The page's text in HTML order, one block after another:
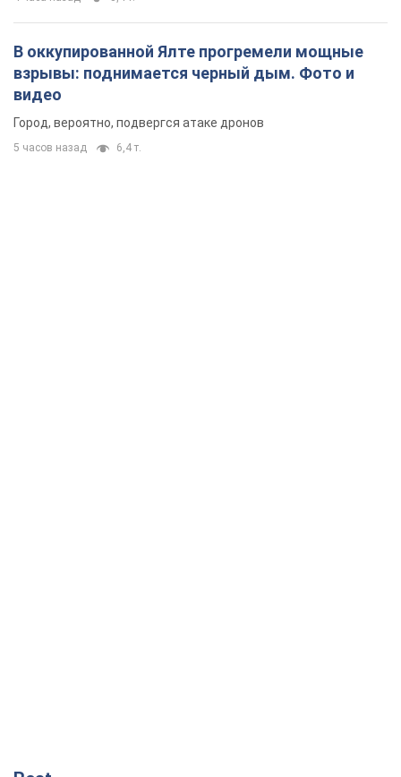
В оккупированной Ялте прогремели мощные
взрывы: поднимается черный дым. Фото и
видео
Город, вероятно, подвергся атаке дронов
5 часов назад 6,4 т.